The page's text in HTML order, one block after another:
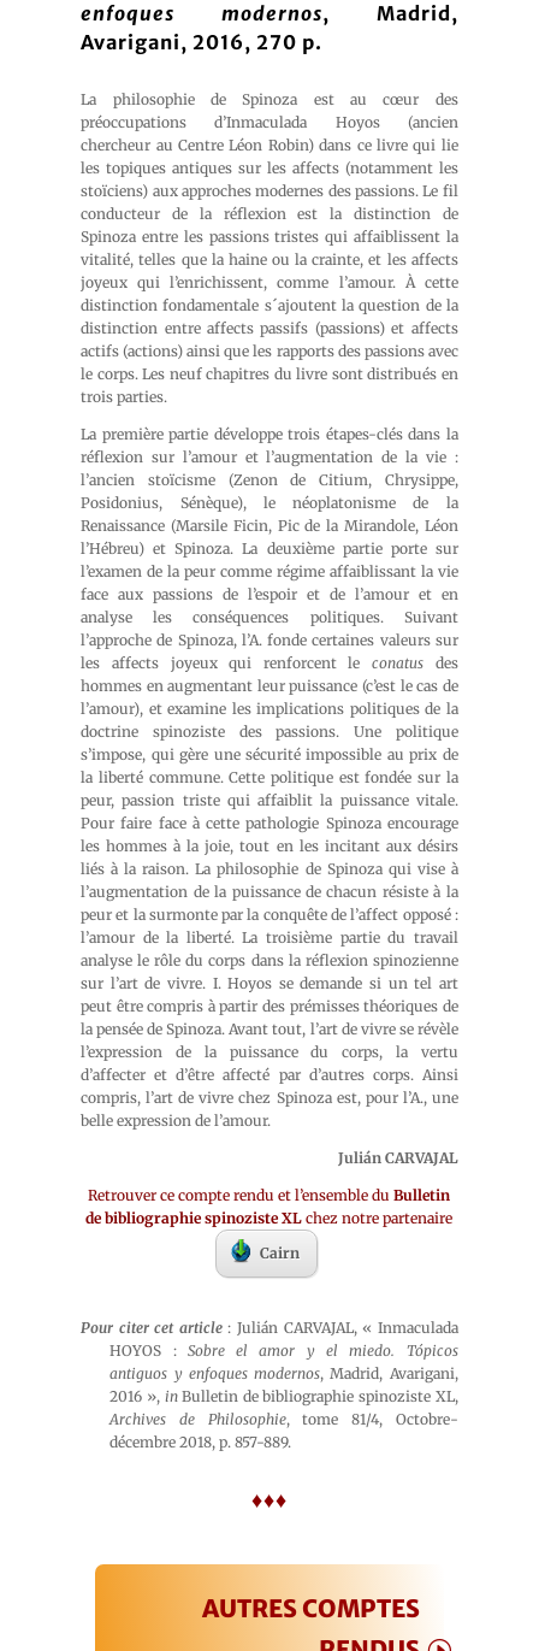
enfoques modernos, Madrid,
Avarigani, 2016, 270 p.
La philosophie de Spinoza est au cœur des
préoccupations d’Inmaculada Hoyos (ancien
chercheur au Centre Léon Robin) dans ce livre qui lie
les topiques antiques sur les affects (notamment les
stoïciens) aux approches modernes des passions. Le fil
conducteur de la réflexion est la distinction de
Spinoza entre les passions tristes qui affaiblissent la
vitalité, telles que la haine ou la crainte, et les affects
joyeux qui l’enrichissent, comme l’amour. À cette
distinction fondamentale s´ajoutent la question de la
distinction entre affects passifs (passions) et affects
actifs (actions) ainsi que les rapports des passions avec
le corps. Les neuf chapitres du livre sont distribués en
trois parties.
La première partie développe trois étapes-clés dans la
réflexion sur l’amour et l’augmentation de la vie :
l’ancien stoïcisme (Zenon de Citium, Chrysippe,
Posidonius, Sénèque), le néoplatonisme de la
Renaissance (Marsile Ficin, Pic de la Mirandole, Léon
l’Hébreu) et Spinoza. La deuxième partie porte sur
l’examen de la peur comme régime affaiblissant la vie
face aux passions de l’espoir et de l’amour et en
analyse les conséquences politiques. Suivant
l’approche de Spinoza, l’A. fonde certaines valeurs sur
les affects joyeux qui renforcent leconatus des
hommes en augmentant leur puissance (c’est le cas de
l’amour), et examine les implications politiques de la
doctrine spinoziste des passions. Une politique
s’impose, qui gère une sécurité impossible au prix de
la liberté commune. Cette politique est fondée sur la
peur, passion triste qui affaiblit la puissance vitale.
Pour faire face à cette pathologie Spinoza encourage
les hommes à la joie, tout en les incitant aux désirs
liés à la raison. La philosophie de Spinoza qui vise à
l’augmentation de la puissance de chacun résiste à la
peur et la surmonte par la conquête de l’affect opposé :
l’amour de la liberté. La troisième partie du travail
analyse le rôle du corps dans la réflexion spinozienne
sur l’art de vivre. I. Hoyos se demande si un tel art
peut être compris à partir des prémisses théoriques de
la pensée de Spinoza. Avant tout, l’art de vivre se révèle
l’expression de la puissance du corps, la vertu
d’affecter et d’être affecté par d’autres corps. Ainsi
compris, l’art de vivre chez Spinoza est, pour l’A., une
belle expression de l’amour.
Julián CARVAJAL
Retrouver ce compte rendu et l’ensemble duBulletin
de bibliographie spinoziste XLchez notre partenaire
Cairn
Pour citer cet article: Julián CARVAJAL, « Inmaculada
HOYOS : Sobre el amor y el miedo. Tópicos
antiguos y enfoques modernos, Madrid, Avarigani,
2016 », inBulletin de bibliographie spinoziste XL,
Archives de Philosophie, tome 81/4, Octobre-
décembre 2018, p. 857-889.
♦♦♦
AUTRES COMPTES